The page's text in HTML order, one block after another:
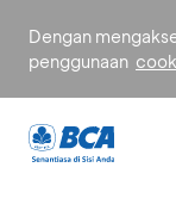
Dengan
penggunaan